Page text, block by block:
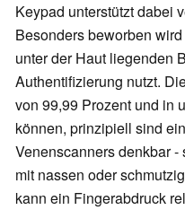
Keypad unterstützt dabei
Besonders beworben
unter der Haut liegenden
Authentifizierung nutzt.
von 99,99 Prozent und in
können, prinzipiell sind
Venenscanners denkbar
mit nassen oder
kann ein Fingerabdruck